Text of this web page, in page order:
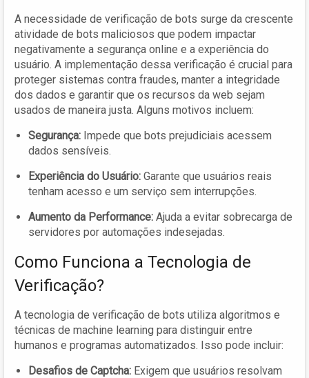
A necessidade de verificação de bots surge da crescente
atividade de bots maliciosos que podem impactar
negativamente a segurança online e a experiência do
usuário. A implementação dessa verificação é crucial para
proteger sistemas contra fraudes, manter a integridade
dos dados e garantir que os recursos da web sejam
usados de maneira justa. Alguns motivos incluem:
Segurança: Impede que bots prejudiciais acessem
dados sensíveis.
Experiência do Usuário: Garante que usuários reais
tenham acesso e um serviço sem interrupções.
Aumento da Performance: Ajuda a evitar sobrecarga de
servidores por automações indesejadas.
Como Funciona a Tecnologia de
Verificação?
A tecnologia de verificação de bots utiliza algoritmos e
técnicas de machine learning para distinguir entre
humanos e programas automatizados. Isso pode incluir:
Desafios de Captcha: Exigem que usuários resolvam